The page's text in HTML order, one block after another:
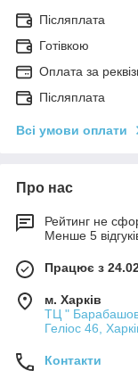
Післяплата
Готівкою
Оплата за
Післяплата
Всі умови оплати
Про нас
Рейтинг не
Менше 5
Працює з
м. Харків
ТЦ "
Геліос 46,
Контакти